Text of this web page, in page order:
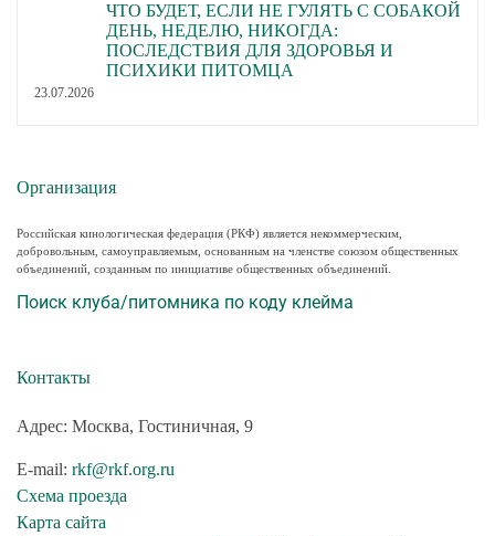
ЧТО БУДЕТ, ЕСЛИ НЕ ГУЛЯТЬ С СОБАКОЙ
ДЕНЬ, НЕДЕЛЮ, НИКОГДА:
ПОСЛЕДСТВИЯ ДЛЯ ЗДОРОВЬЯ И
ПСИХИКИ ПИТОМЦА
23.07.2026
Организация
Российская кинологическая федерация (РКФ) является некоммерческим,
добровольным, самоуправляемым, основанным на членстве союзом общественных
объединений, созданным по инициативе общественных объединений.
Поиск клуба/питомника по коду клейма
Контакты
Адрес: Москва, Гостиничная, 9
E-mail: rkf@rkf.org.ru
Схема проезда
Карта сайта